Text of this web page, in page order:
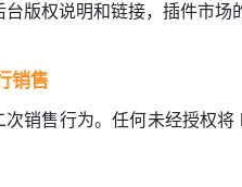
版权说明和链接，插件市场
销售
次销售行为。任何未经授权